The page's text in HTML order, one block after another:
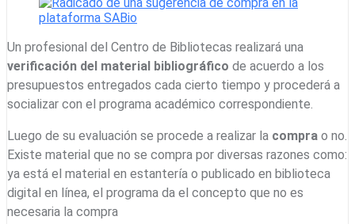
Un profesional del Centro de Bibliotecas realizará una
verificación del material bibliográfico de acuerdo a los
presupuestos entregados cada cierto tiempo y procederá a
socializar con el programa académico correspondiente.
Luego de su evaluación se procede a realizar la compra o no.
Existe material que no se compra por diversas razones como:
ya está el material en estantería o publicado en biblioteca
digital en línea, el programa da el concepto que no es
necesaria la compra